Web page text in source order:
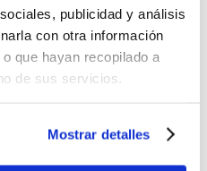
publicidad y análisis
con otra información
que hayan recopilado a
de sus servicios.
Mostrar detalles
+
Esmalte 8703 01
10 Colores Larga